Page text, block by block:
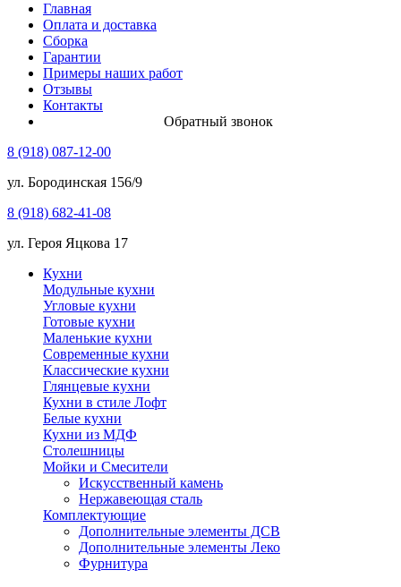
Главная
Оплата и доставка
Сборка
Гарантии
Примеры наших работ
Отзывы
Контакты
Обратный звонок
8 (918) 087-12-00
ул. Бородинская 156/9
8 (918) 682-41-08
ул. Героя Яцкова 17
Кухни
Модульные кухни
Угловые кухни
Готовые кухни
Маленькие кухни
Современные кухни
Классические кухни
Глянцевые кухни
Кухни в стиле Лофт
Белые кухни
Кухни из МДФ
Столешницы
Мойки и Смесители
Искусственный камень
Нержавеющая сталь
Комплектующие
Дополнительные элементы ДСВ
Дополнительные элементы Леко
Фурнитура